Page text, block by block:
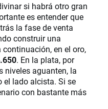
si habrá otro gran
es entender que
la fase de venta
construir una
en el oro,
. En la plata, por
niveles aguanten, la
el lado alcista. Si se
con bastante más